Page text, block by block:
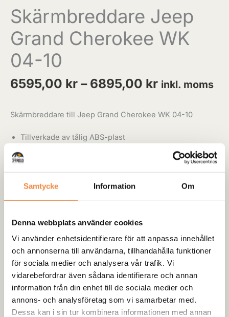
Samtycke Information Om
Denna webbplats använder cookies
Vi använder enhetsidentifierare för att anpassa innehållet
och annonserna till användarna, tillhandahålla funktioner
för sociala medier och analysera vår trafik. Vi
vidarebefordrar även sådana identifierare och annan
information från din enhet till de sociala medier och
annons- och analysföretag som vi samarbetar med.
Dessa kan i sin tur kombinera informationen med annan
Skärmbreddare Jeep
Grand Cherokee WK
04-10
6595,00 kr – 6895,00 kr inkl. moms
Skärmbreddare till Jeep Grand Cherokee WK 04-10
Tillverkade av tålig ABS-plast
Mer flexibel och hållbar än laminat
Stilen påminner om Bushwacker
Viss värmning kan behövas vid montering, även
borrning av hål.
Köpa till tätningslist i gummi?
-
mängd
+ Lägg till i varukorg